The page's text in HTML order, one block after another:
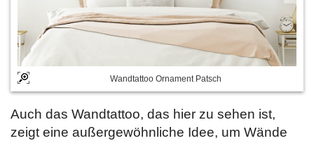
Wandtattoo Ornament Patsch
Auch das Wandtattoo, das hier zu sehen ist,
zeigt eine außergewöhnliche Idee, um Wände